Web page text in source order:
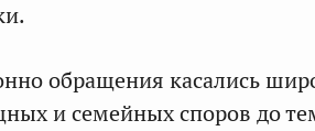
обращения касались
и семейных споров до